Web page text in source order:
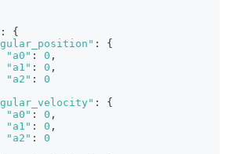
:
{
:
{
"a0" : 0 ,
"a1" : 0 ,
"a2" :
0
:
{
"a0" : 0 ,
"a1" : 0 ,
"a2" :
0